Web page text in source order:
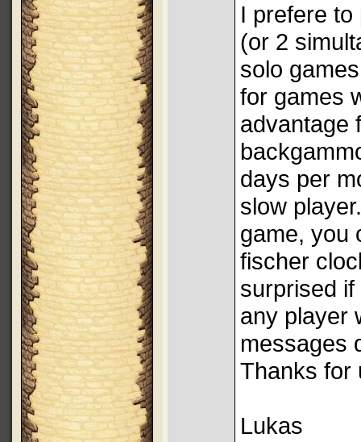
I prefere
(or 2
solo
for games
advantage
days per
slow
game, you
fischer
surprised
any player
messages
Thanks for
Lukas